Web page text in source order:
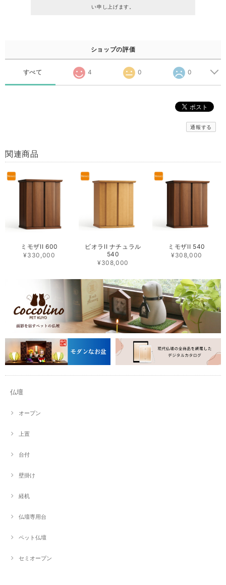
い申し上げます。
ショップの評価
すべて 4 0 0
通報する
関連商品
ミモザII 600
¥330,000
ビオラII ナチュラル
540
¥308,000
ミモザII 540
¥308,000
仏壇
オープン
上置
台付
壁掛け
経机
仏壇専用台
ペット仏壇
セミオープン